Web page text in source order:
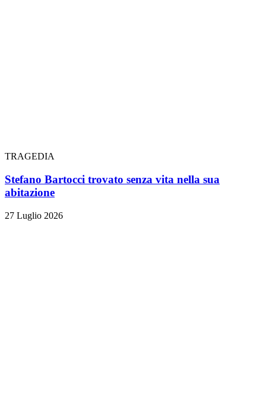
TRAGEDIA
Stefano Bartocci trovato senza vita nella sua
abitazione
27 Luglio 2026